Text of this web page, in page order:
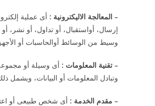
– المعالجة الاليكترونية : أى عملية
إرسال، أواستقبال، أو تداول، أو نشر، أو
وسيط من الوسائط أوالحاسبات أو
– تقنية المعلومات : أى وسيلة أو
وتبادل المعلومات أو البيانات، ويشمل
– مقدم الخدمة : أى شخص طبيعى أو